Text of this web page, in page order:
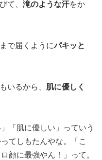
て、滝のような汗をか
で届くようにパキッと
いるから、 肌に優しく
「肌に優しい」っていう
てしもたんやな。「こ
顔に最強やん！」って。